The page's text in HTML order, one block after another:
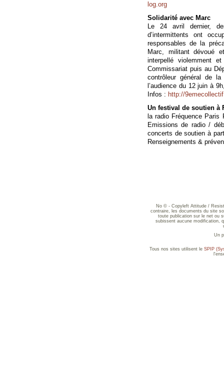
log.org
Solidarité avec Marc
Le 24 avril dernier,
d’intermittents ont
responsables de la
Marc, militant dévoué
interpellé violemment
Commissariat puis au
contrôleur général de
l’audience du 12 juin à
Infos : http://
Un festival de soutien à
la radio Fréquence
Emissions de radio /
concerts de soutien à
Renseignements &
No © - Copyleft Attitude /
contraire, les documents du site
toute publication sur le net ou
subissent aucune modification,
Un
Tous nos sites utilisent le SPIP